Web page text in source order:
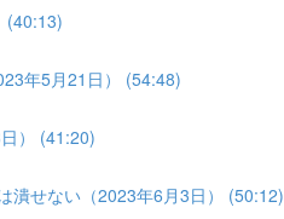
(40:13)
年5月21日） (54:48)
） (41:20)
せない（2023年6月3日） (50:12)